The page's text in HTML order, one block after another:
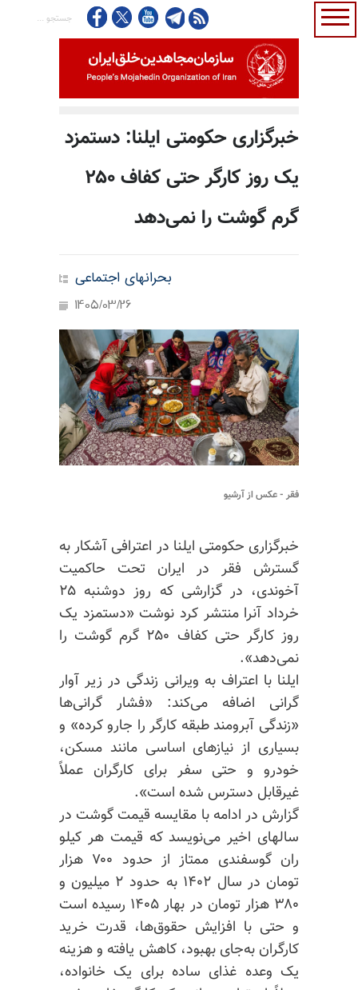
خبرگزاری حکومتی ایلنا: دستمزد
یک روز کارگر حتی کفاف ۲۵۰
گرم گوشت را نمی‌دهد
بحرانهای اجتماعی
1405/03/26
فقر - عکس از آرشیو
خبرگزاری حکومتی ایلنا در اعترافی آشکار به
گسترش فقر در ایران تحت حاکمیت
آخوندی، در گزارشی که روز دوشنبه ۲۵
خرداد آنرا منتشر کرد نوشت «دستمزد یک
روز کارگر حتی کفاف ۲۵۰ گرم گوشت را
نمی‌دهد».
ایلنا با اعتراف به ویرانی زندگی در زیر آوار
گرانی اضافه می‌کند: «فشار گرانی‌ها
«زندگی آبرومند طبقه کارگر را جارو کرده» و
بسیاری از نیازهای اساسی مانند مسکن،
خودرو و حتی سفر برای کارگران عملاً
غیرقابل دسترس شده است».
گزارش در ادامه با مقایسه قیمت گوشت در
سالهای اخیر می‌نویسد که قیمت هر کیلو
ران گوسفندی ممتاز از حدود ۷۰۰ هزار
تومان در سال ۱۴۰۲ به حدود ۲ میلیون و
۳۸۰ هزار تومان در بهار ۱۴۰۵ رسیده است
و حتی با افزایش حقوق‌ها، قدرت خرید
کارگران به‌جای بهبود، کاهش یافته و هزینه
یک وعده غذای ساده برای یک خانواده،